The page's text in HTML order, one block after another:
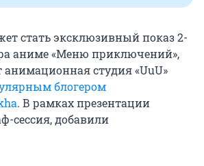
стать эксклюзивный показ 2-
аниме «Меню приключений»,
анимационная студия «UuU»
блогером
. В рамках презентации
сессия, добавили